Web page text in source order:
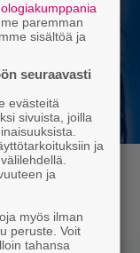
– muista
paremman
sisältöä ja
seuraavasti
evästeitä
sivuista, joilla
ja
ja
myös ilman
peruste. Voit
tahansa